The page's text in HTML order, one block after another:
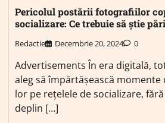
Pericolul postării fotografiilor
socializare: Ce trebuie să știe
Redactie Decembrie 20, 2024 0
Advertisements În era digitală,
aleg să împărtășească
lor pe rețelele de socializare,
deplin […]